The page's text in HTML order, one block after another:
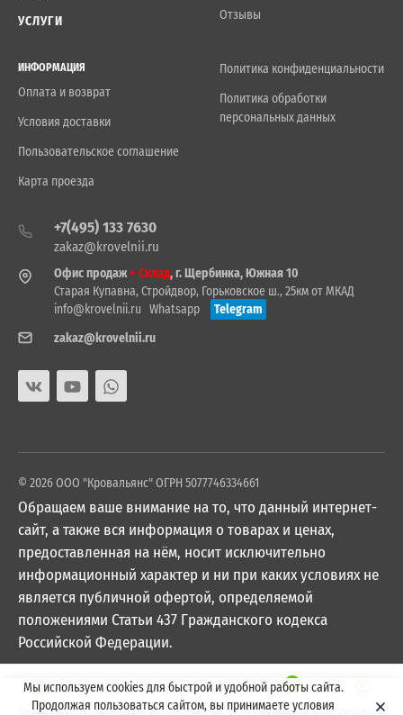
УСЛУГИ
Отзывы
ИНФОРМАЦИЯ
Оплата и возврат
Условия доставки
Пользовательское соглашение
Карта проезда
Политика конфиденциальности
Политика обработки
персональных данных
+7(495) 133 7630
zakaz@krovelnii.ru
Офис продаж+ Склад, г. Щербинка, Южная 10
Старая Купавна, Стройдвор, Горьковское ш., 25км от МКАД
info@krovelnii.ru Whatsapp
Telegram
zakaz@krovelnii.ru
© 2026 ООО "Кровальянс" ОГРН 5077746334661
Обращаем ваше внимание на то, что данный интернет-
сайт, а также вся информация о товарах и ценах,
предоставленная на нём, носит исключительно
информационный характер и ни при каких условиях не
является публичной офертой, определяемой
положениями Статьи 437 Гражданского кодекса
Российской Федерации.
Мы используем cookies для быстрой и удобной работы сайта.
Продолжая пользоваться сайтом, вы принимаете условия
0